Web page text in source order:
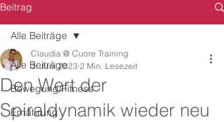
Beitrag
Alle Beiträge
Bewegung/Fitness
Ernährung
Alle Beiträge
Den Wert der
Spiraldynamik wieder neu
Claudia @ Cuore Training
3. Juni 2023 2 Min. Lesezeit